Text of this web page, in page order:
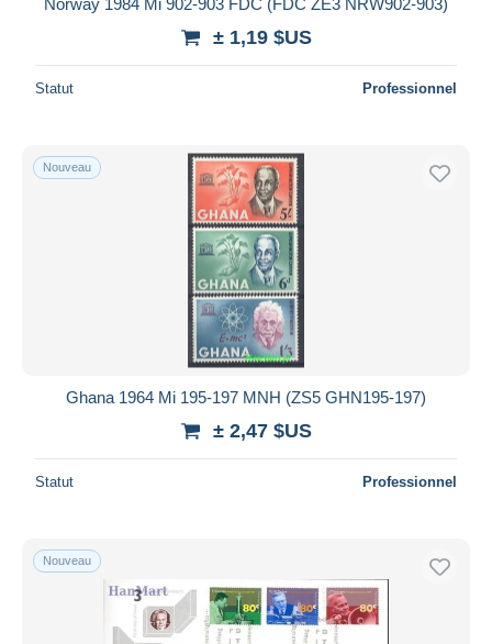
± 1,19 $US
Statut Professionnel
Nouveau
Ghana 1964 Mi 195-197 MNH (ZS5 GHN195-197)
± 2,47 $US
Statut Professionnel
Nouveau